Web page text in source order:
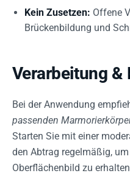
Kein Zusetzen: Offene
Brückenbildung und
Verarbeitung &
Bei der Anwendung
passenden
Starten Sie mit einer
den Abtrag regelmäßig,
Oberflächenbild zu